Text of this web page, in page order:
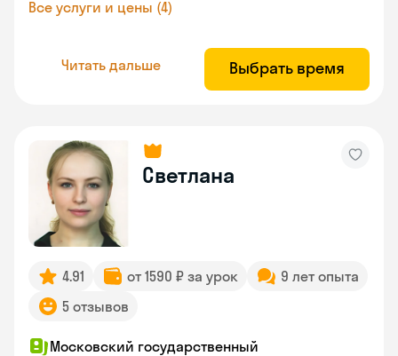
Все услуги и цены (4)
Читать дальше Выбрать время
Светлана
4.91 от 1590 ₽ за урок
9 лет опыта
5 отзывов
Московский государственный